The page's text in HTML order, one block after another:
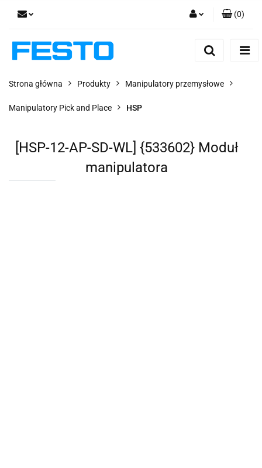
Dodaj zgłoszenie
(0)
Strona główna Produkty Manipulatory przemysłowe
Manipulatory Pick and Place HSP
[HSP-12-AP-SD-WL] {533602} Moduł
manipulatora